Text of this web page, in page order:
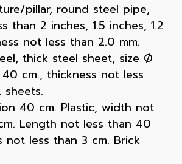
pillar, round steel pipe,
than 2 inches, 1.5 inches, 1.2
not less than 2.0 mm.
thick steel sheet, size Ø
cm., thickness not less
sheets.
40 cm. Plastic, width not
Length not less than 40
not less than 3 cm. Brick